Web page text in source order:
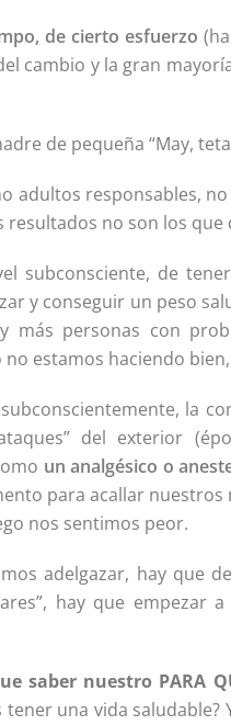
de cierto esfuerzo
cambio y la gran
de pequeña “May,
adultos responsables,
resultados no son los
subconsciente, de
y conseguir un peso
más personas con
estamos haciendo
la
del exterior
un analgésico o
para acallar
nos sentimos peor.
adelgazar, hay que
hay que empezar
saber nuestro PARA
tener una vida